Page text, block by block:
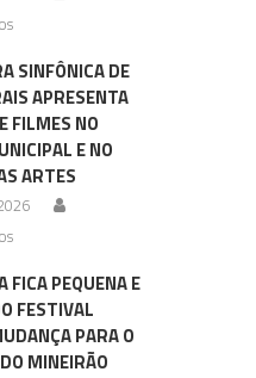
SINFÔNICA DE
APRESENTA
FILMES NO
E NO
ARTES
FICA PEQUENA E
FESTIVAL
PARA O
MINEIRÃO